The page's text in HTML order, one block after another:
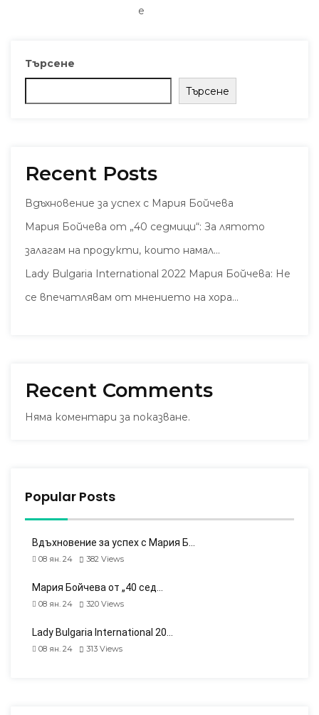
е
Търсене
Търсене
Recent Posts
Вдъхновение за успех с Мария Бойчева
Мария Бойчева от „40 седмици“: За лятото
залагам на продукти, които намал…
Lady Bulgaria International 2022 Мария Бойчева: Не
се впечатлявам от мнението на хора…
Recent Comments
Няма коментари за показване.
Popular Posts
Вдъхновение за успех с Мария Б…
08 ян. 24 382 Views
Мария Бойчева от „40 сед…
08 ян. 24 320 Views
Lady Bulgaria International 20…
08 ян. 24 313 Views